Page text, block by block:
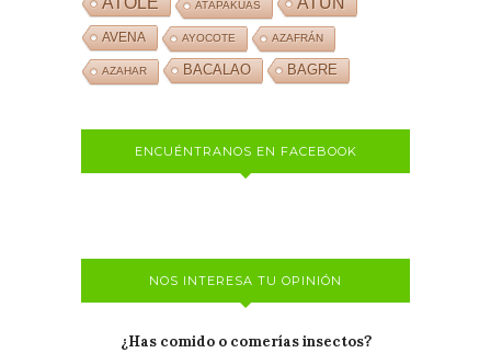
ATÁPAKUAS
AVENA AYOCOTE AZAFRÁN
AZAHAR BACALAO BAGRE
ENCUÉNTRANOS EN FACEBOOK
NOS INTERESA TU OPINIÓN
¿Has comido o comerías insectos?